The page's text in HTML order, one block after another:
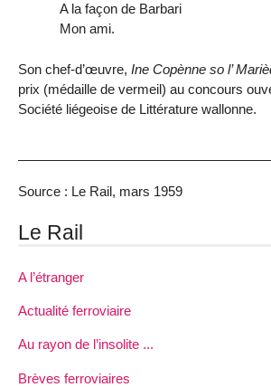
A la façon de Barbari
Mon ami.
Son chef-d’œuvre, Ine Copènne so l’
prix (médaille de vermeil) au concours
Société liégeoise de Littérature wallonne.
Source : Le Rail, mars 1959
Le Rail
A l’étranger
Actualité ferroviaire
Au rayon de l’insolite ...
Brèves ferroviaires